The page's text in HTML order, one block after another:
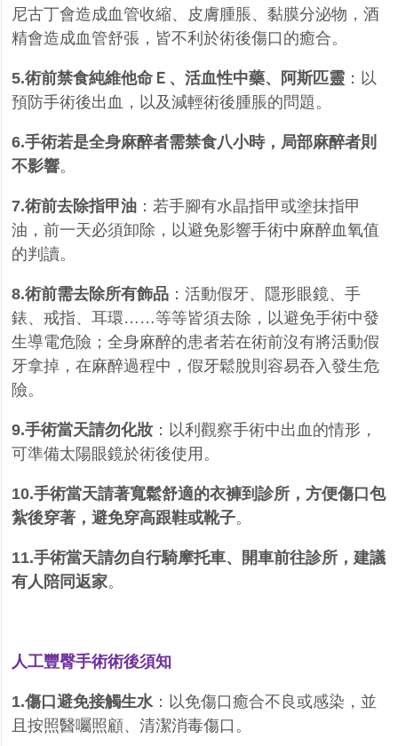
尼古丁會造成血管收縮、皮膚腫脹、黏膜分泌物，酒
精會造成血管舒張，皆不利於術後傷口的癒合。
5.術前禁食純維他命Ｅ、活血性中藥、阿斯匹靈 ：以
預防手術後出血，以及減輕術後腫脹的問題。
6.手術若是全身麻醉者需禁食八小時，局部麻醉者則
不影響。
7.術前去除指甲油 ：若手腳有水晶指甲或塗抹指甲
油，前一天必須卸除，以避免影響手術中麻醉血氧值
的判讀。
8.術前需去除所有飾品 ：活動假牙、隱形眼鏡、手
錶、戒指、耳環……等等皆須去除，以避免手術中發
生導電危險；全身麻醉的患者若在術前沒有將活動假
牙拿掉，在麻醉過程中，假牙鬆脫則容易吞入發生危
險。
9.手術當天請勿化妝 ：以利觀察手術中出血的情形，
可準備太陽眼鏡於術後使用。
10.手術當天請著寬鬆舒適的衣褲到診所，方便傷口包
紮後穿著，避免穿高跟鞋或靴子。
11.手術當天請勿自行騎摩托車、開車前往診所，建議
有人陪同返家。
人工豐臀手術術後須知
1.傷口避免接觸生水 ：以免傷口癒合不良或感染，並
且按照醫囑照顧、清潔消毒傷口。